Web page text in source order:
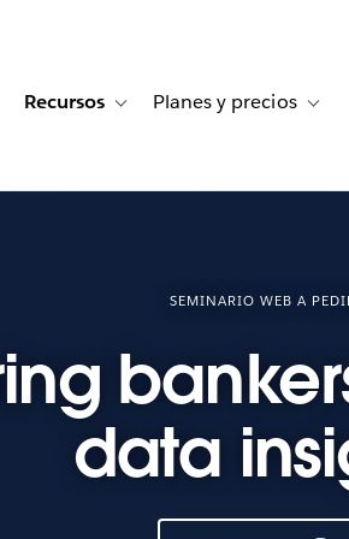
Historias de clientes
sub-navigation for Soluciones
Recursos Toggle sub-navigation for
Planes y precios
SEMINARIO WEB A
data